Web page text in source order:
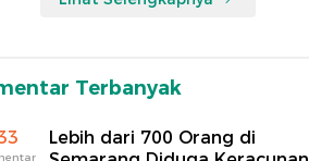
Terbanyak
Lebih dari 700 Orang di